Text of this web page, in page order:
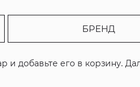
БРЕНД
и добавьте его в корзину.